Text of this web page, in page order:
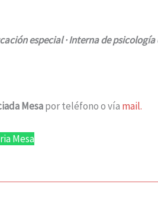
especial · Interna de
Mesapor teléfono o vía mail.
Mesa